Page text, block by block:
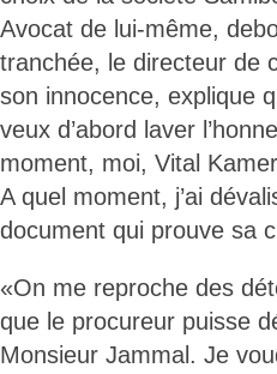
Avocat de lui-même,
tranchée, le directeur de
son innocence, explique
veux d’abord laver
moment, moi, Vital
A quel moment, j’ai
document qui prouve sa
«On me reproche des
que le procureur puisse
Monsieur Jammal. Je